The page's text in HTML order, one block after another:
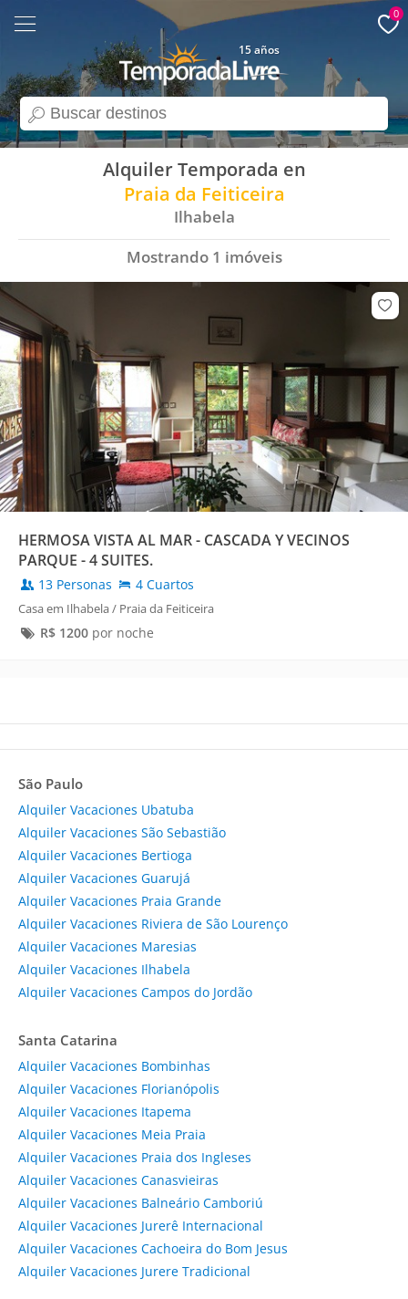
search
15 años
0
Alquiler Temporada en
Praia da Feiticeira
Ilhabela
Mostrando 1 imóveis
HERMOSA VISTA AL MAR - CASCADA Y VECINOS
PARQUE - 4 SUITES.
13 Personas 4 Cuartos
Casa em Ilhabela / Praia da Feiticeira
R$ 1200por noche
São Paulo
Alquiler Vacaciones Ubatuba
Alquiler Vacaciones São Sebastião
Alquiler Vacaciones Bertioga
Alquiler Vacaciones Guarujá
Alquiler Vacaciones Praia Grande
Alquiler Vacaciones Riviera de São Lourenço
Alquiler Vacaciones Maresias
Alquiler Vacaciones Ilhabela
Alquiler Vacaciones Campos do Jordão
Santa Catarina
Alquiler Vacaciones Bombinhas
Alquiler Vacaciones Florianópolis
Alquiler Vacaciones Itapema
Alquiler Vacaciones Meia Praia
Alquiler Vacaciones Praia dos Ingleses
Alquiler Vacaciones Canasvieiras
Alquiler Vacaciones Balneário Camboriú
Alquiler Vacaciones Jurerê Internacional
Alquiler Vacaciones Cachoeira do Bom Jesus
Alquiler Vacaciones Jurere Tradicional